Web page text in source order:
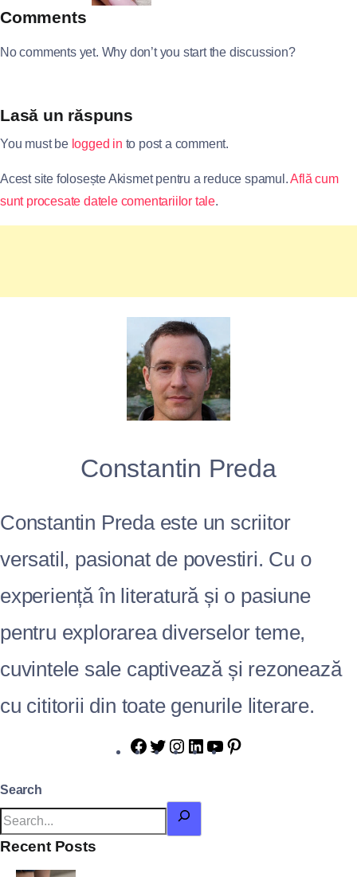
Comments
No comments yet. Why don’t you start the discussion?
Lasă un răspuns
You must be logged in to post a comment.
Acest site folosește Akismet pentru a reduce spamul.Află cum
sunt procesate datele comentariilor tale.
Constantin Preda
Constantin Preda este un scriitor
versatil, pasionat de povestiri. Cu o
experiență în literatură și o pasiune
pentru explorarea diverselor teme,
cuvintele sale captivează și rezonează
cu cititorii din toate genurile literare.
Search
Recent Posts